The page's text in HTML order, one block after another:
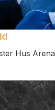
Hus Arena